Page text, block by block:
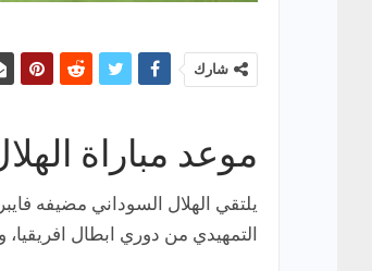
شارك
موعد مباراة
التمهيدي من دوري ابطال افريقيا،